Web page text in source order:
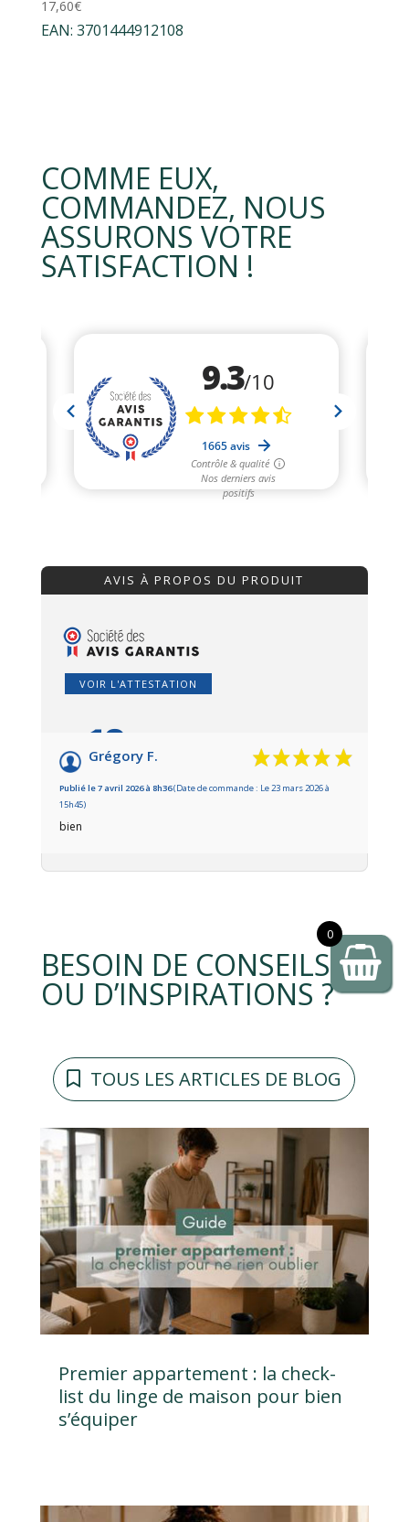
17,60€
EAN: 3701444912108
COMME EUX,
COMMANDEZ, NOUS
ASSURONS VOTRE
SATISFACTION !
AVIS À PROPOS DU PRODUIT
VOIR L'ATTESTATION
10/10
Basé sur 1 avis
Grégory F.
Publié le 7 avril 2026 à 8h36(Date de commande : Le 23 mars 2026 à
15h45)
bien
BESOIN DE CONSEILS
OU D’INSPIRATIONS ?
TOUS LES ARTICLES DE BLOG
Premier appartement : la check-
list du linge de maison pour bien
s’équiper
0